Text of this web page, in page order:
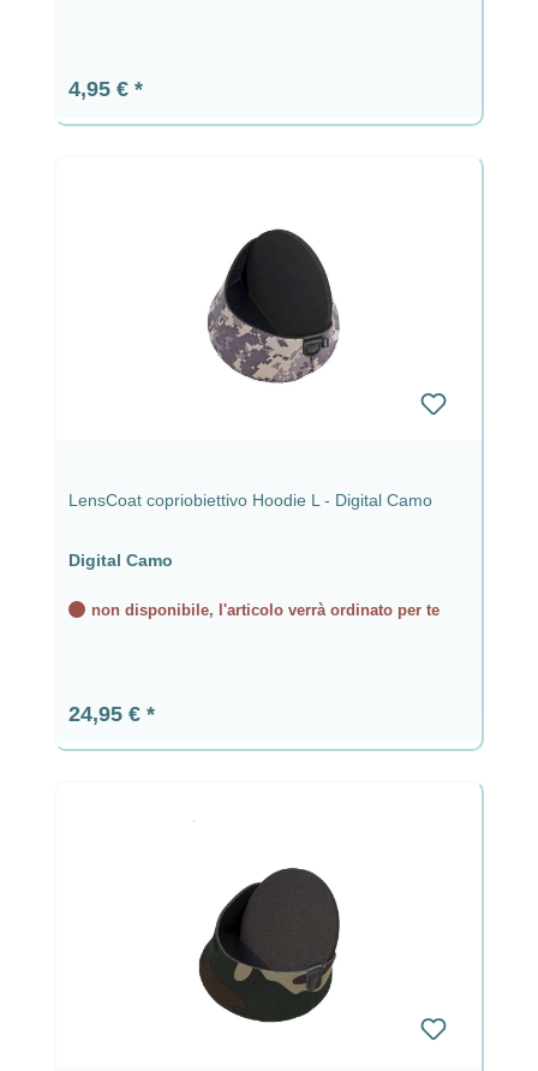
Prezzo normale:
4,95 €
LensCoat copriobiettivo Hoodie L - Digital Camo
Digital Camo
non disponibile, l'articolo verrà ordinato per te
Prezzo normale:
24,95 €